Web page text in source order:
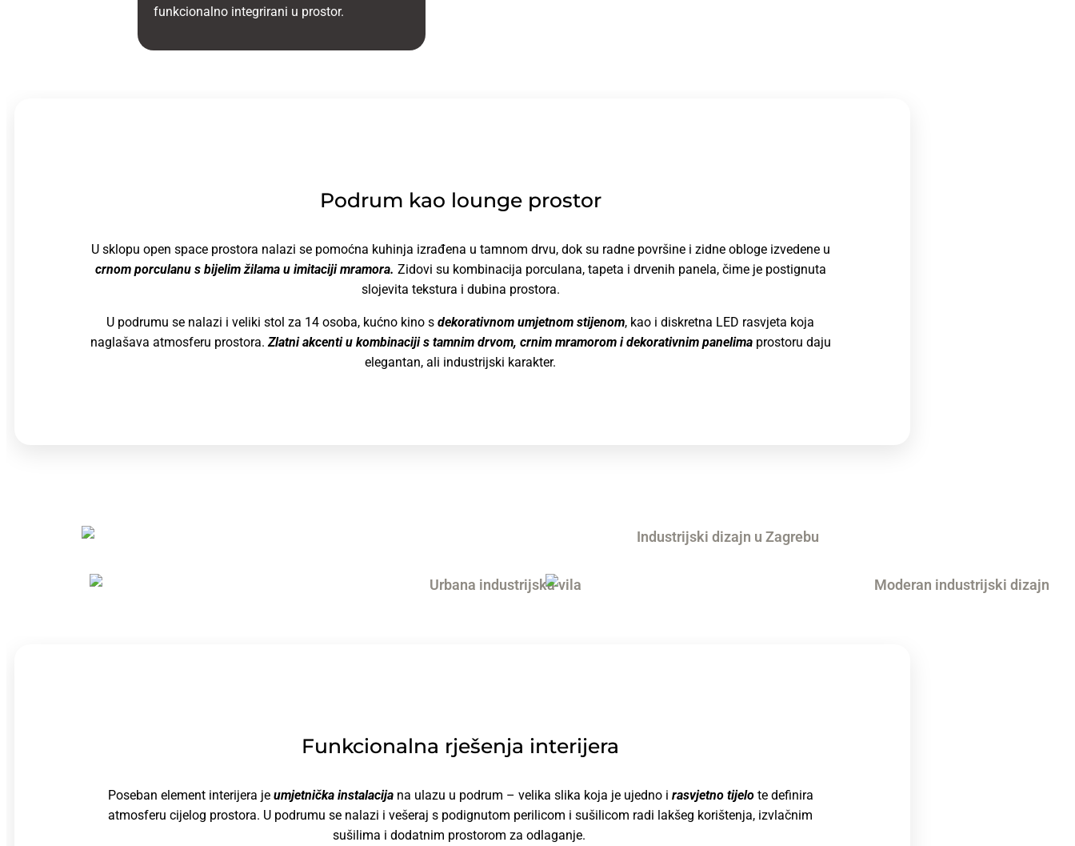
funkcionalno integrirani u prostor.
Podrum kao lounge prostor
U sklopu open space prostora nalazi se pomoćna kuhinja izrađena u tamnom drvu, dok su radne površine i zidne obloge izvedene u
crnom porculanu s bijelim žilama u imitaciji mramora. Zidovi su kombinacija porculana, tapeta i drvenih panela, čime je postignuta
slojevita tekstura i dubina prostora.
U podrumu se nalazi i veliki stol za 14 osoba, kućno kino s dekorativnom umjetnom stijenom, kao i diskretna LED rasvjeta koja
naglašava atmosferu prostora.Zlatni akcenti u kombinaciji s tamnim drvom, crnim mramorom i dekorativnim panelima prostoru daju
elegantan, ali industrijski karakter.
Funkcionalna rješenja interijera
Poseban element interijera je umjetnička instalacija na ulazu u podrum – velika slika koja je ujedno i rasvjetno tijelote definira
atmosferu cijelog prostora. U podrumu se nalazi i vešeraj s podignutom perilicom i sušilicom radi lakšeg korištenja, izvlačnim
sušilima i dodatnim prostorom za odlaganje.